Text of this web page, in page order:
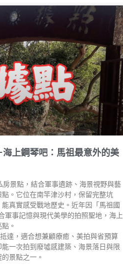
海上鋼琴吧：馬祖最意外的美
房景點，結合軍事遺跡、海景視野與藝
。它位在南竿津沙村，保留完整坑
真實感受戰地歷史。近年因「馬祖國
軍事記憶與現代美學的拍照聖地，海上
。
達，適合想兼顧療癒、美拍與省預算
一次拍到廢墟感建築、海景落日與限
景點之一。